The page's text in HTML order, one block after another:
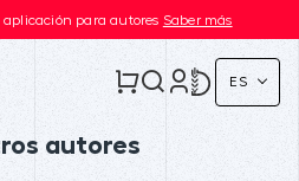
para autores Saber más
ES
autores